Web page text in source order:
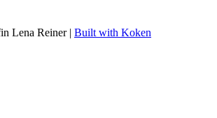
Lena Reiner | Built with Koken